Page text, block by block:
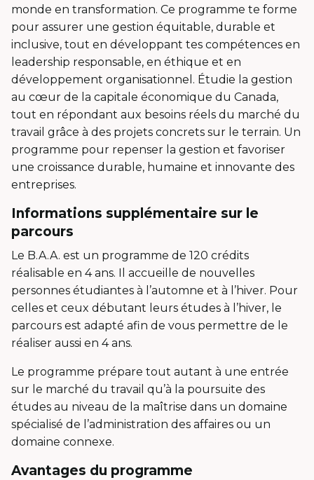
monde en transformation. Ce programme te forme
pour assurer une gestion équitable, durable et
inclusive, tout en développant tes compétences en
leadership responsable, en éthique et en
développement organisationnel. Étudie la gestion
au cœur de la capitale économique du Canada,
tout en répondant aux besoins réels du marché du
travail grâce à des projets concrets sur le terrain. Un
programme pour repenser la gestion et favoriser
une croissance durable, humaine et innovante des
entreprises.
Informations supplémentaire sur le
parcours
Le B.A.A. est un programme de 120 crédits
réalisable en 4 ans. Il accueille de nouvelles
personnes étudiantes à l’automne et à l’hiver. Pour
celles et ceux débutant leurs études à l’hiver, le
parcours est adapté afin de vous permettre de le
réaliser aussi en 4 ans.
Le programme prépare tout autant à une entrée
sur le marché du travail qu’à la poursuite des
études au niveau de la maîtrise dans un domaine
spécialisé de l’administration des affaires ou un
domaine connexe.
Avantages du programme